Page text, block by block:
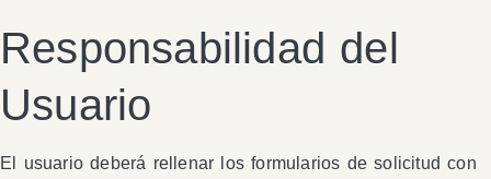
Responsabilidad del
Usuario
El usuario deberá rellenar los formularios de solicitud con